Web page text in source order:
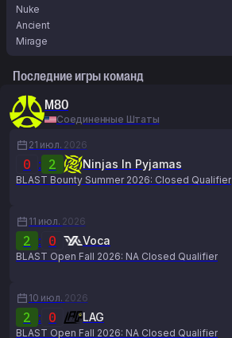
Nuke
Ancient
Mirage
Последние игры команд
M80
Соединенные Штаты
21 июл. 2026
0 : 2 Ninjas In Pyjamas
BLAST Bounty Summer 2026: Closed Qualifier
11 июл. 2026
2 : 0 Voca
BLAST Open Fall 2026: NA Closed Qualifier
10 июл. 2026
2 : 0 LAG
BLAST Open Fall 2026: NA Closed Qualifier